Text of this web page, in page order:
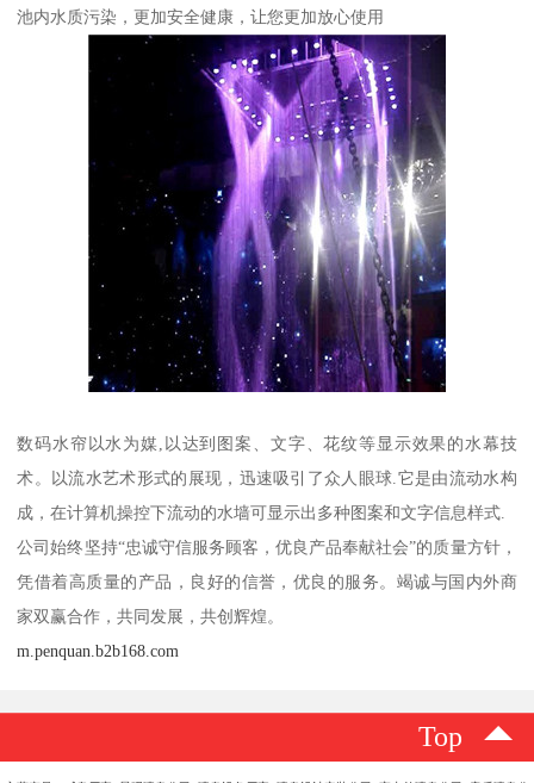
池内水质污染，更加安全健康，让您更加放心使用
数码水帘以水为媒,以达到图案、文字、花纹等显示效果的水幕技
术。以流水艺术形式的展现，迅速吸引了众人眼球.它是由流动水构
成，在计算机操控下流动的水墙可显示出多种图案和文字信息样式.
公司始终坚持“忠诚守信服务顾客，优良产品奉献社会”的质量方针，
凭借着高质量的产品，良好的信誉，优良的服务。竭诚与国内外商
家双赢合作，共同发展，共创辉煌。
m.penquan.b2b168.com
Top